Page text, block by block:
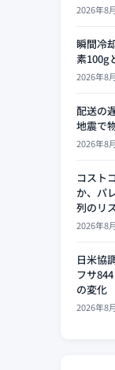
2026年8
瞬間冷
素100g
2026年8
配送の
地震で
2026年8
コスト
か、パ
列のリ
2026年8
日米協
フサ
の変化
2026年8